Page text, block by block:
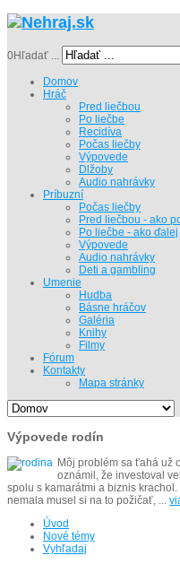
0Hľadať ...
Domov
Hráč
Pred liečbou
Po liečbe
Recidíva
Počas liečby
Výpovede
Dlžoby
Audio nahrávky
Príbuzní
Počas liečby
Pred liečbou - ako
Po liečbe - ako ďalej
Výpovede
Audio nahrávky
Deti a gambling
Umenie
Hudba
Básne hráčov
Galéria
Knihy
Filmy
Fórum
Kontakty
Mapa stránky
Výpovede rodín
Môj problém sa ťahá už
oznámil, že investoval
spolu s kamarátmi a biznis
nemala musel si na to požičať, ...
Úvod
Nové témy
Vyhľadaj